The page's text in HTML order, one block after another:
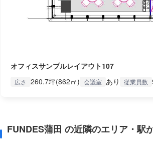
オフィスサンプルレイアウト107
広さ 260.7坪(862㎡) 会議室 あり 従業員数
FUNDES蒲田 の近隣のエリア・駅